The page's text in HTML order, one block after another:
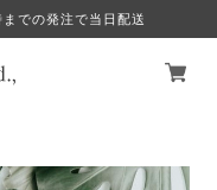
での発注で当日配送